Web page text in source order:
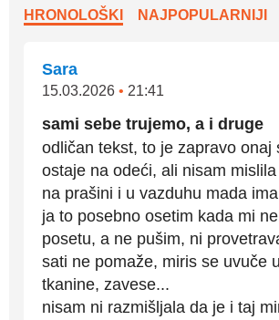
HRONOLOŠKI NAJPOPULARNIJI
Sara
15.03.2026 • 21:41
sami sebe trujemo, a i druge
odličan tekst, to je zapravo onaj
ostaje na odeći, ali nisam
na prašini i u vazduhu mada
ja to posebno osetim kada mi
posetu, a ne pušim, ni
sati ne pomaže, miris se uvuče
tkanine, zavese...
nisam ni razmišljala da je i taj